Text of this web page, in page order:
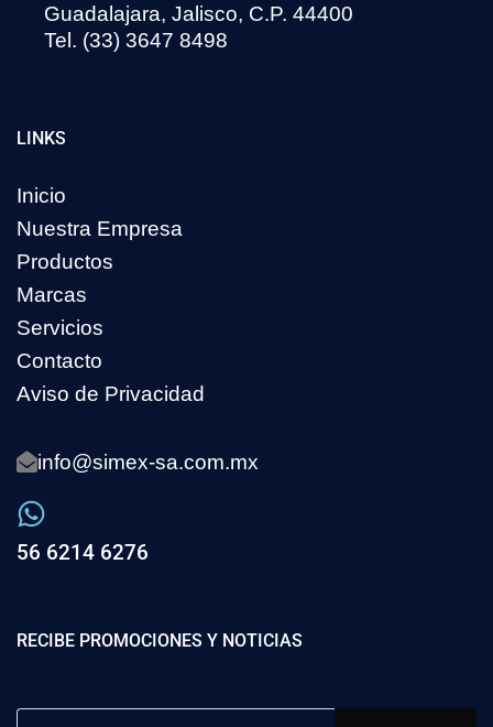
Guadalajara, Jalisco, C.P. 44400
Tel. (33) 3647 8498
LINKS
Inicio
Nuestra Empresa
Productos
Marcas
Servicios
Contacto
Aviso de Privacidad
info@simex-sa.com.mx
56 6214 6276
RECIBE PROMOCIONES Y NOTICIAS